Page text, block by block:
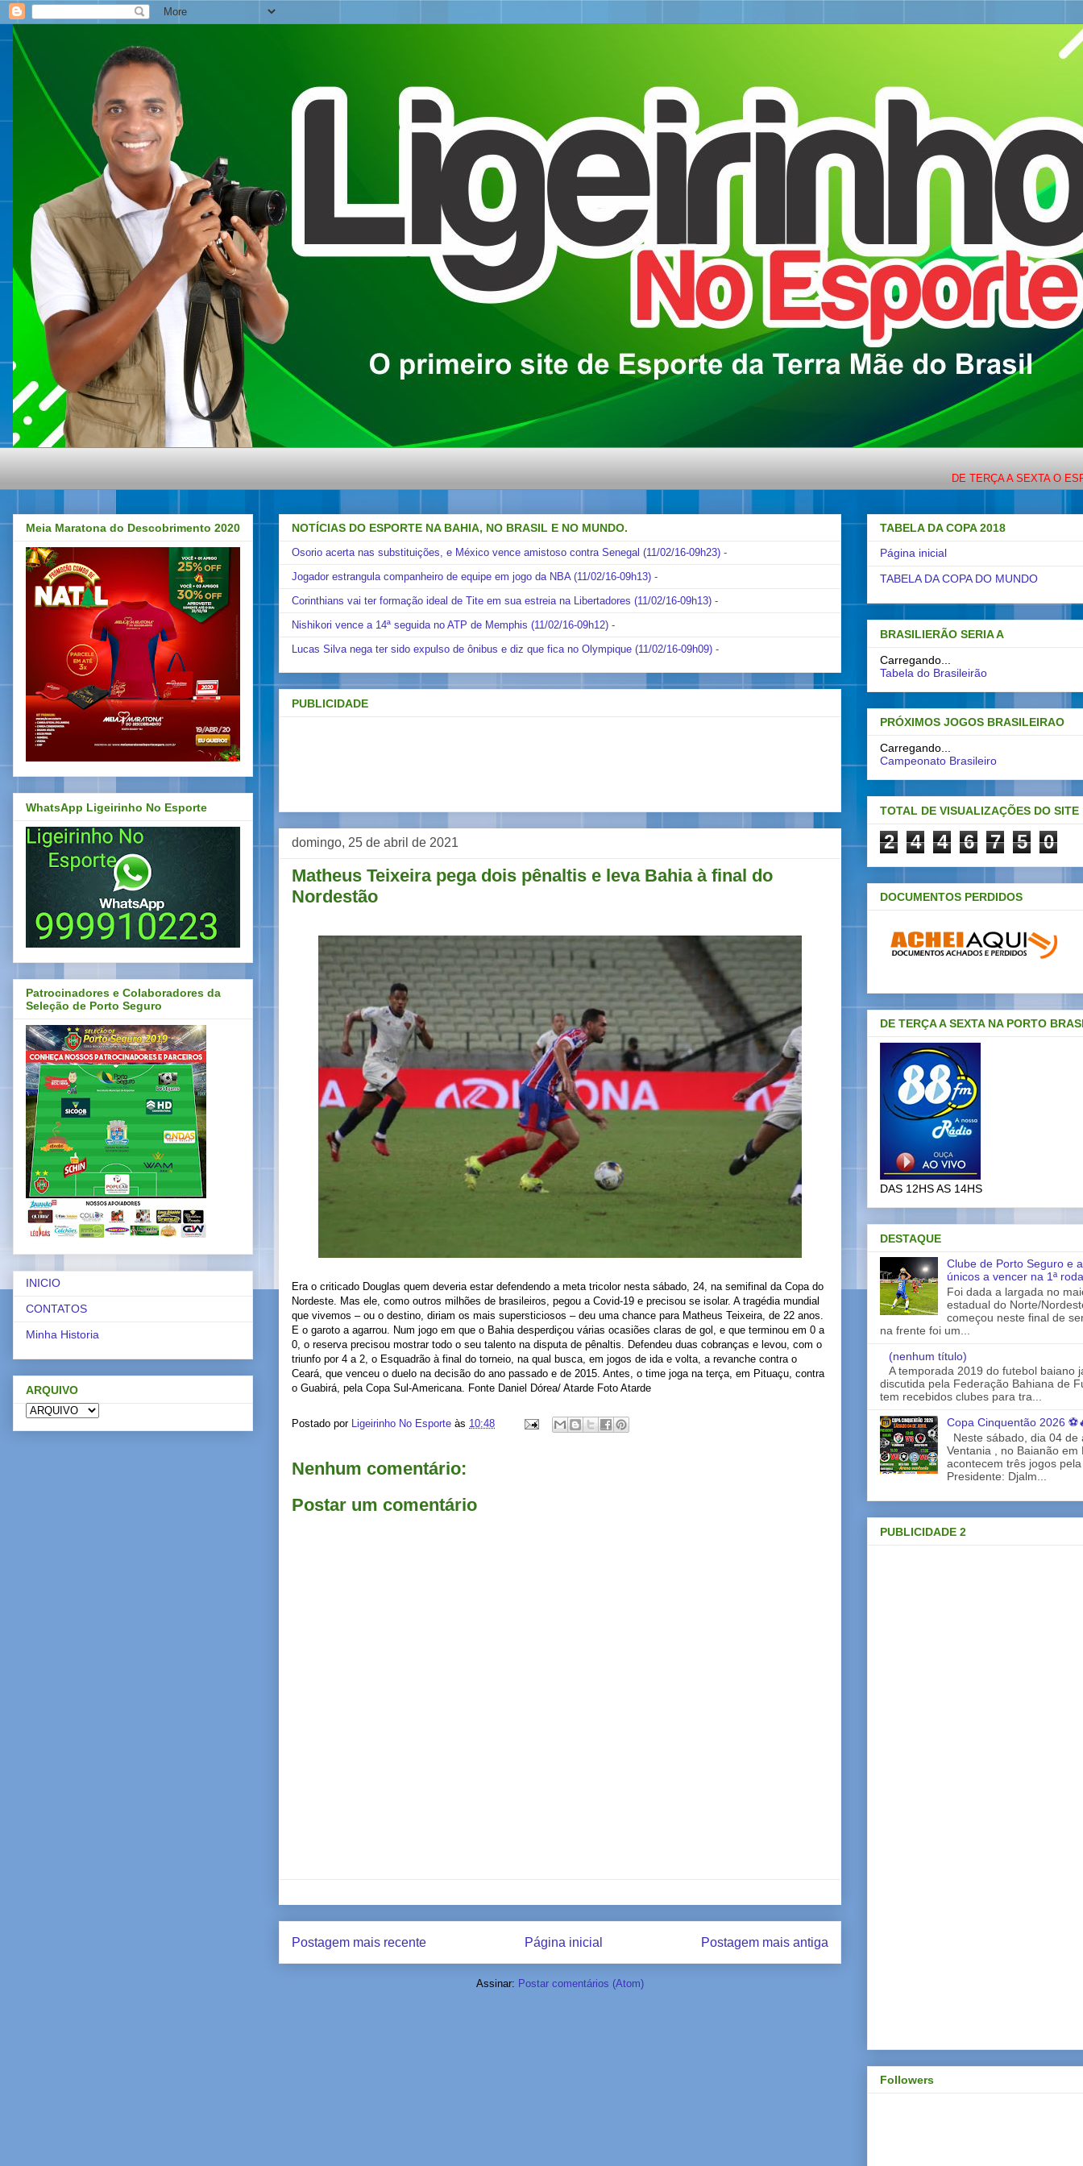
DE TERÇA A SEXTA O ESPORTE
NOTÍCIAS DO ESPORTE NA BAHIA, NO BRASIL E NO MUNDO.
Osorio acerta nas substituições, e México vence amistoso contra Senegal (11/02/16-09h23) -
Jogador estrangula companheiro de equipe em jogo da NBA (11/02/16-09h13) -
Corinthians vai ter formação ideal de Tite em sua estreia na Libertadores (11/02/16-09h13) -
Nishikori vence a 14ª seguida no ATP de Memphis (11/02/16-09h12) -
Lucas Silva nega ter sido expulso de ônibus e diz que fica no Olympique (11/02/16-09h09) -
PUBLICIDADE
domingo, 25 de abril de 2021
Matheus Teixeira pega dois pênaltis e leva Bahia à final do
Nordestão
Era o criticado Douglas quem deveria estar defendendo a meta tricolor nesta sábado, 24, na semifinal da Copa do
Nordeste. Mas ele, como outros milhões de brasileiros, pegou a Covid-19 e precisou se isolar. A tragédia mundial
que vivemos – ou o destino, diriam os mais supersticiosos – deu uma chance para Matheus Teixeira, de 22 anos.
E o garoto a agarrou. Num jogo em que o Bahia desperdiçou várias ocasiões claras de gol, e que terminou em 0 a
0, o reserva precisou mostrar todo o seu talento na disputa de pênaltis. Defendeu duas cobranças e levou, com o
triunfo por 4 a 2, o Esquadrão à final do torneio, na qual busca, em jogos de ida e volta, a revanche contra o
Ceará, que venceu o duelo na decisão do ano passado e de 2015. Antes, o time joga na terça, em Pituaçu, contra
o Guabirá, pela Copa Sul-Americana. Fonte Daniel Dórea/ Atarde Foto Atarde
Postado por Ligeirinho No Esporte às 10:48
Nenhum comentário:
Postar um comentário
Postagem mais recente Postagem mais antiga
Página inicial
Assinar: Postar comentários (Atom)
Meia Maratona do Descobrimento 2020
WhatsApp Ligeirinho No Esporte
Patrocinadores e Colaboradores da
Seleção de Porto Seguro
INICIO
CONTATOS
Minha Historia
ARQUIVO
TABELA DA COPA 2018
Página inicial
TABELA DA COPA DO MUNDO
BRASILIERÃO SERIA A
Carregando...
Tabela do Brasileirão
PRÓXIMOS JOGOS BRASILEIRAO
Carregando...
Campeonato Brasileiro
TOTAL DE VISUALIZAÇÕES DO SITE
2 4 4 6 7 5 0
DOCUMENTOS PERDIDOS
DE TERÇA A SEXTA NA PORTO
DAS 12HS AS 14HS
DESTAQUE
Clube de Porto Seguro e
únicos a vencer na 1ª
Foi dada a largada no
estadual do Norte/
começou neste final de
na frente foi um...
(nenhum título)
A temporada 2019 do futebol baiano
discutida pela Federação Bahiana de
tem recebidos clubes para tra...
Copa Cinquentão 2026
Neste sábado, dia 04 de
Ventania , no Baianão em
acontecem três jogos
Presidente: Djalm...
PUBLICIDADE 2
Followers